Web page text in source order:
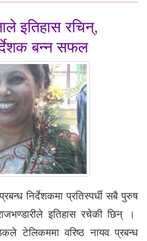
इतिहास रचिन्,
बन्न सफल
निर्देशकमा प्रतिस्पर्धी सबै पुरुष
इतिहास रचेकी छिन् ।
टेलिकममा वरिष्ठ नायव प्रबन्ध